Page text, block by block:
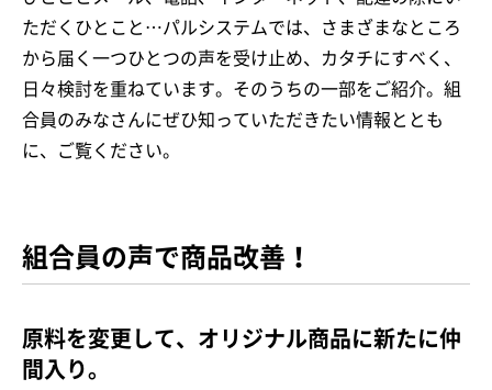
ただくひとこと…パルシステムでは、さまざまなところ
から届く一つひとつの声を受け止め、カタチにすべく、
日々検討を重ねています。そのうちの一部をご紹介。組
合員のみなさんにぜひ知っていただきたい情報ととも
に、ご覧ください。
組合員の声で商品改善！
原料を変更して、オリジナル商品に新たに仲
間入り。